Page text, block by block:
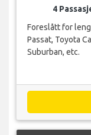
4
Foreslått for
Passat, Toyota
Suburban, etc.